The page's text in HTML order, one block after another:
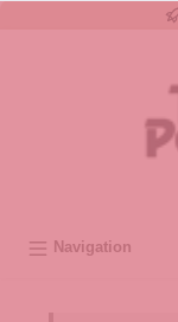
Navigation